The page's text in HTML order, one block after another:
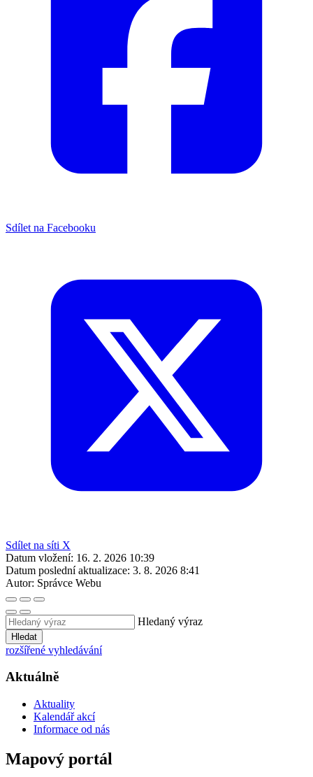
Sdílet na Facebooku
Sdílet na síti X
Datum vložení: 16. 2. 2026 10:39
Datum poslední aktualizace: 3. 8. 2026 8:41
Autor: Správce Webu
Hledaný výraz
Hledat
rozšířené vyhledávání
Aktuálně
Aktuality
Kalendář akcí
Informace od nás
Mapový portál